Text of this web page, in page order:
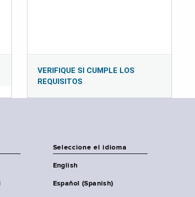
VERIFIQUE SI CUMPLE LOS
REQUISITOS
Seleccione el idioma
English
Español (Spanish)